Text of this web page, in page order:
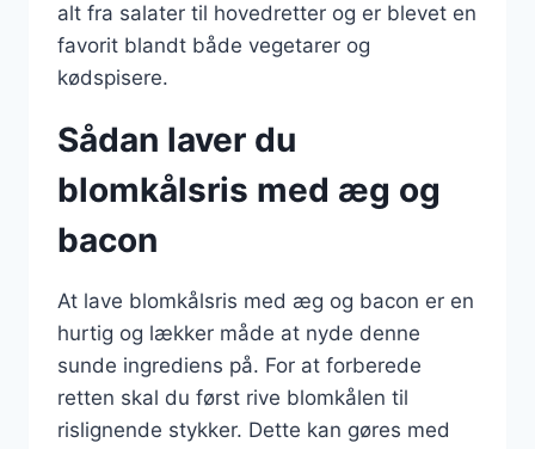
alt fra salater til hovedretter og er blevet en
favorit blandt både vegetarer og
kødspisere.
Sådan laver du
blomkålsris med æg og
bacon
At lave blomkålsris med æg og bacon er en
hurtig og lækker måde at nyde denne
sunde ingrediens på. For at forberede
retten skal du først rive blomkålen til
rislignende stykker. Dette kan gøres med